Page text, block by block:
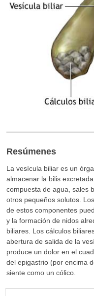
Resúmenes
La vesícula biliar es un
almacenar la bilis
compuesta de agua, sales
otros pequeños solutos.
de estos componentes
y la formación de nidos
biliares. Los cálculos
abertura de salida de la
produce un dolor en el
del epigastrio (por encima
siente como un cólico.